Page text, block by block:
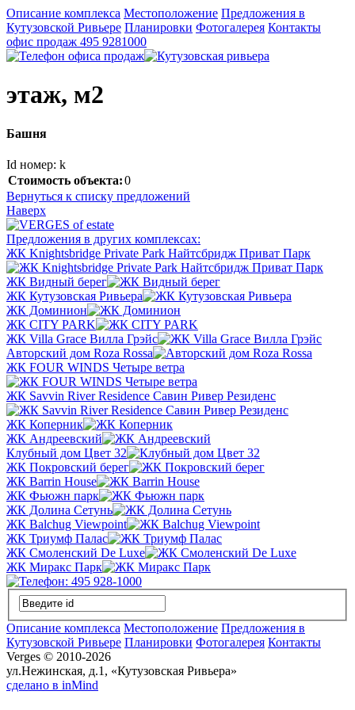
Описание комплекса Местоположение Предложения в
Кутузовской Ривьере Планировки Фотогалерея Контакты
офис продаж 495 9281000
этаж, м2
Башня
Id номер: k
Стоимость объекта:0
Вернуться к списку предложений
Наверх
Предложения в других комплексах:
ЖК Knightsbridge Private Park Найтсбридж Приват Парк
ЖК Видный берег
ЖК Кутузовская Ривьера
ЖК Доминион
ЖК CITY PARK
ЖК Villa Grace Вилла Грэйс
Авторский дом Roza Rossa
ЖК FOUR WINDS Четыре ветра
ЖК Savvin River Residence Савин Ривер Резиденс
ЖК Коперник
ЖК Андреевский
Клубный дом Цвет 32
ЖК Покровский берег
ЖК Barrin House
ЖК Фьюжн парк
ЖК Долина Сетунь
ЖК Balchug Viewpoint
ЖК Триумф Палас
ЖК Смоленский De Luxe
ЖК Миракс Парк
Описание комплекса Местоположение Предложения в
Кутузовской Ривьере Планировки Фотогалерея Контакты
Verges © 2010-2026
ул.Нежинская, д.1, «Кутузовская Ривьера»
сделано в inMind